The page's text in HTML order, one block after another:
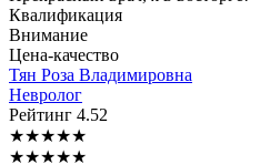
Квалификация
Внимание
Цена-качество
Тян Роза Владимировна
Невролог
Рейтинг 4.52
★★★★★
★★★★★